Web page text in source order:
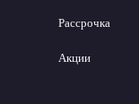
Рассрочка
Акции